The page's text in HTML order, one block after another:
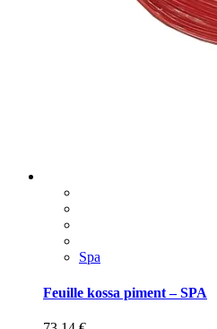
Spa
Feuille kossa piment – SPA